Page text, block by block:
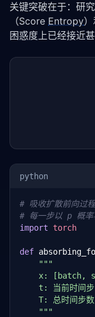
关键突破在于：研
（Score Entropy
困惑度上已经接近
python
# 吸收扩散前向过
# 每一步以 p 概
import torch
def
"""
x: [batch,
    t: 当前时间步
    T: 总时间步数
    """